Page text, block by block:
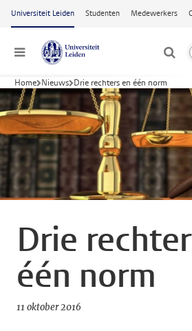
Ga naar hoofdinhoud
Universiteit Leiden Studenten Medewerkers
Menu
Home Nieuws Drie rechters en één norm
Drie
één norm
11 oktober 2016